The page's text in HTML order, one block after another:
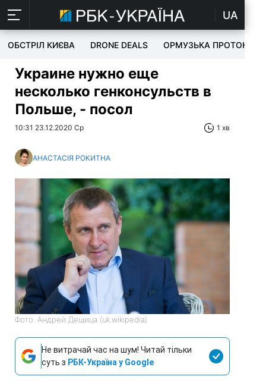
UA
ОБСТРІЛ КИЄВА DRONE DEALS ОРМУЗЬКА ПРОТОКА
Украине нужно еще
несколько генконсульств в
Польше, - посол
10:31 23.12.2020 Ср 1 хв
АНАСТАСІЯ РОКИТНА
Фото: Андрей Дещица (uk.wikipedia)
Не витрачай час на шум! Читай тільки
суть з РБК-Україна у Google